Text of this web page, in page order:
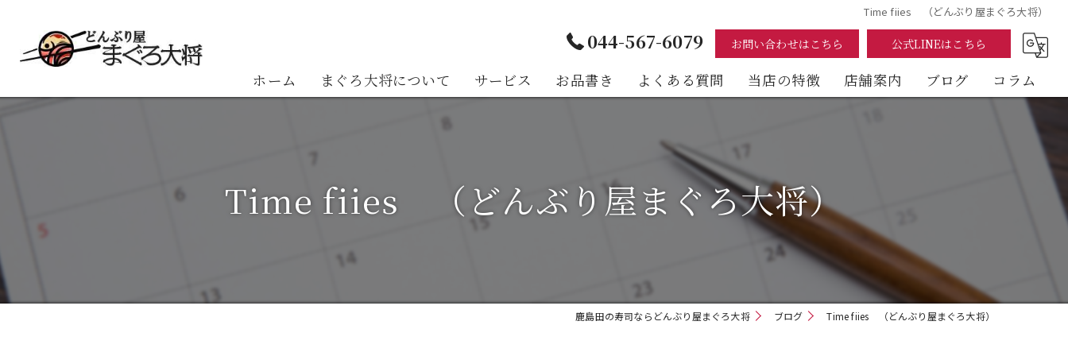
Time fiies （どんぶり屋まぐろ大将）
044-567-6079 お問い合わせはこちら 公式LINEはこちら
ホーム まぐろ大将について サービス お品書き よくある質問 当店の特徴
海鮮丼
テイクアウト
デリバリー
店舗案内 ブログ コラム
Time fiies （どんぶり屋まぐろ大将）
鹿島田の寿司ならどんぶり屋まぐろ大将 ブログ Time fiies （どんぶり屋まぐろ大将）